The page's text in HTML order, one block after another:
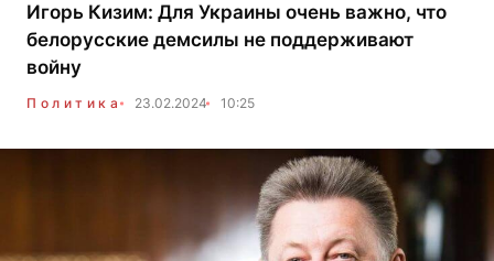
Игорь Кизим: Для Украины очень важно, что
белорусские демсилы не поддерживают
войну
Политика 23.02.2024 10:25